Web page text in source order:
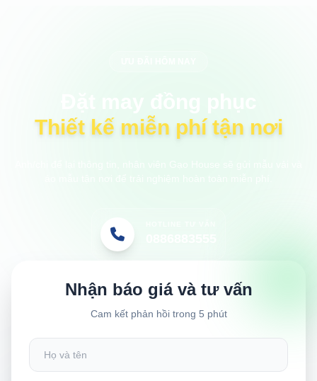
Thiết kế miễn phí tận nơi
Nhận báo giá và tư vấn
Cam kết phản hồi trong 5 phút